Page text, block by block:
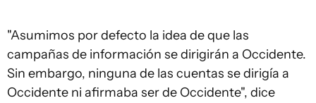
"Asumimos por defecto la idea de que las
campañas de información se dirigirán a Occidente.
Sin embargo, ninguna de las cuentas se dirigía a
Occidente ni afirmaba ser de Occidente", dice